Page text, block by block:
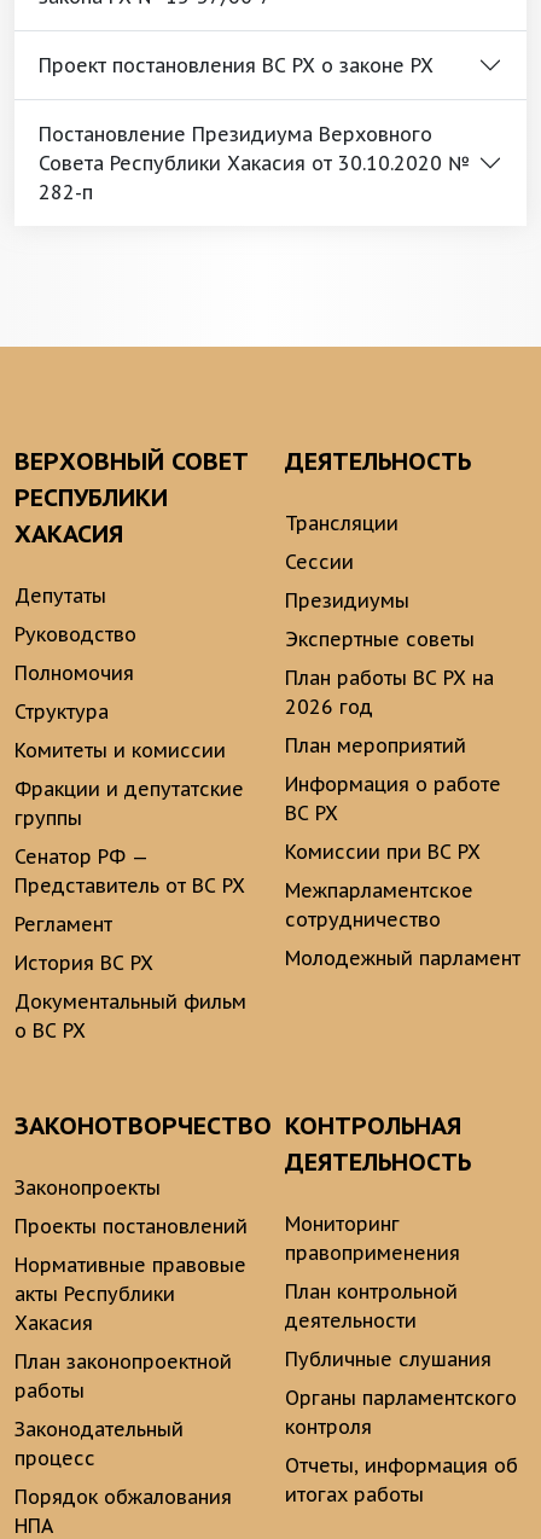
Проект постановления ВС РХ о законе РХ
Постановление Президиума Верховного
Совета Республики Хакасия от 30.10.2020 №
282-п
ВЕРХОВНЫЙ СОВЕТ
РЕСПУБЛИКИ
ХАКАСИЯ
Депутаты
Руководство
Полномочия
Структура
Комитеты и комиссии
Фракции и депутатские
группы
Сенатор РФ —
Представитель от ВС РХ
Регламент
История ВС РХ
Документальный фильм
о ВС РХ
ДЕЯТЕЛЬНОСТЬ
Трансляции
Сессии
Президиумы
Экспертные советы
План работы ВС РХ на
2026 год
План мероприятий
Информация о работе
ВС РХ
Комиссии при ВС РХ
Межпарламентское
сотрудничество
Молодежный парламент
ЗАКОНОТВОРЧЕСТВО
Законопроекты
Проекты постановлений
Нормативные правовые
акты Республики
Хакасия
План законопроектной
работы
Законодательный
процесс
Порядок обжалования
НПА
КОНТРОЛЬНАЯ
ДЕЯТЕЛЬНОСТЬ
Мониторинг
правоприменения
План контрольной
деятельности
Публичные слушания
Органы парламентского
контроля
Отчеты, информация об
итогах работы